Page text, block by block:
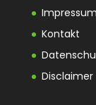
Impressum
Kontakt
Disclaimer